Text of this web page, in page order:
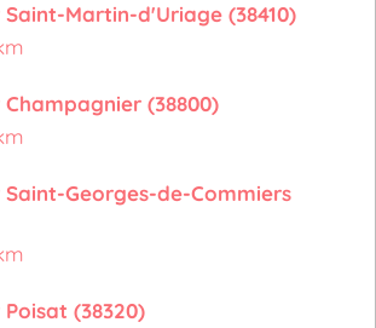
Martin-d'Uriage (38410)
(38800)
Saint-Georges-de-Commiers
(38320)